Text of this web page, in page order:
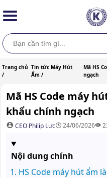
Trang chủ
/
Tin tức Máy Hút
Ẩm /
Mã HS
ngạch
Mã HS Code máy
khẩu chính ngạch
CEO Philip Lực 24/06/2026
Nội dung chính
HS Code máy hút ẩm